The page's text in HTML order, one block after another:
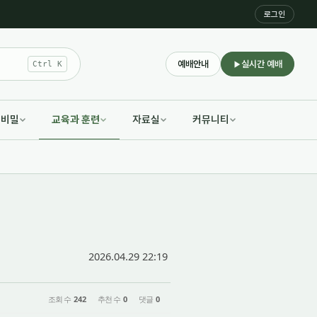
로그인
Ctrl K 예배안내 실시간 예배
밀 교육과 훈련 자료실 커뮤니티
2026.04.29 22:19
조회 수 242 추천 수 0 댓글 0